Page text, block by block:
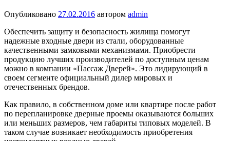
Опубликовано 27.02.2016 автором admin
Обеспечить защиту и безопасность жилища помогут
надежные входные двери из стали, оборудованные
качественными замковыми механизмами. Приобрести
продукцию лучших производителей по доступным ценам
можно в компании «Пассаж Дверей». Это лидирующий в
своем сегменте официальный дилер мировых и
отечественных брендов.
Как правило, в собственном доме или квартире после работ
по перепланировке дверные проемы оказываются больших
или меньших размеров, чем габариты типовых моделей. В
таком случае возникает необходимость приобретения